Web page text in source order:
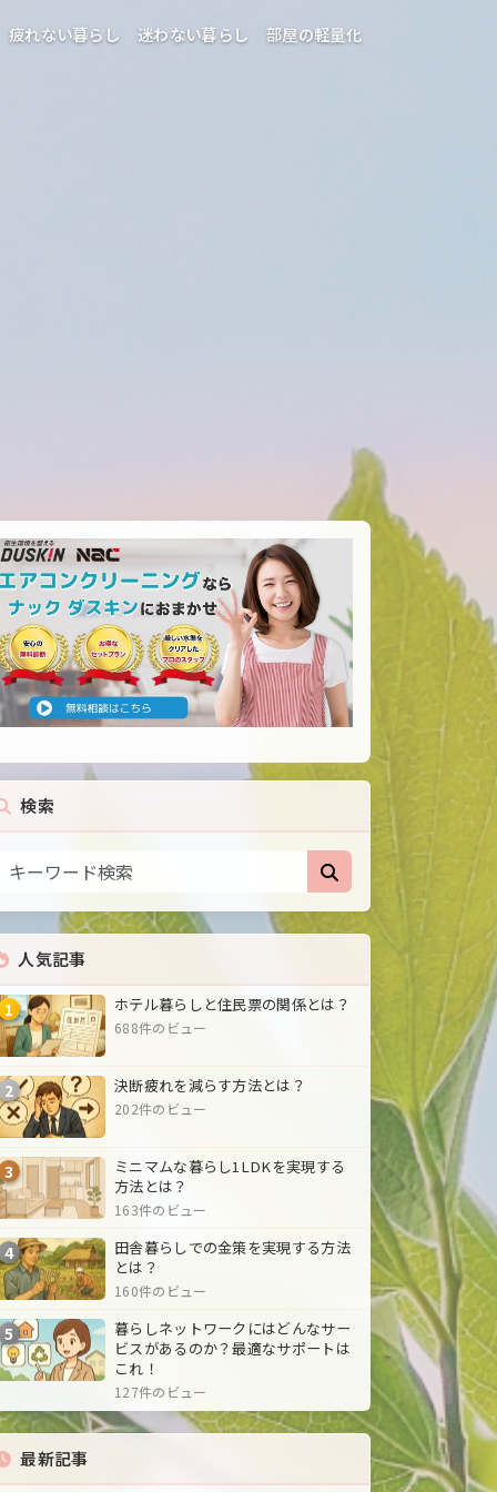
疲れない暮らし 迷わない暮らし 部屋の軽量化
検索
人気記事
1 ホテル暮らしと住民票の関係とは？
688件のビュー
2 決断疲れを減らす方法とは？
202件のビュー
3
ミニマムな暮らし1LDKを実現する
方法とは？
163件のビュー
4
田舎暮らしでの金策を実現する方法
とは？
160件のビュー
5
暮らしネットワークにはどんなサー
ビスがあるのか？最適なサポートは
これ！
127件のビュー
最新記事